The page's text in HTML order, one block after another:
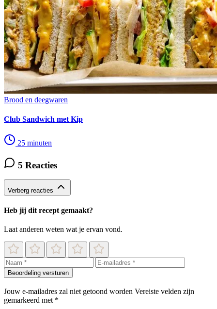
Brood en deegwaren
Club Sandwich met Kip
25 minuten
5 Reacties
Verberg reacties
Heb jij dit recept gemaakt?
Laat anderen weten wat je ervan vond.
Beoordeling versturen
Jouw e-mailadres zal niet getoond worden Vereiste velden zijn
gemarkeerd met *